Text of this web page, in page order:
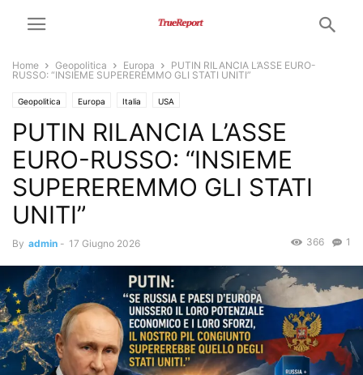
Home Geopolitica Europa
PUTIN RILANCIA L’ASSE EURO-
RUSSO: “INSIEME SUPEREREMMO GLI STATI UNITI”
Geopolitica Europa Italia USA
PUTIN RILANCIA L’ASSE
EURO-RUSSO: “INSIEME
SUPEREREMMO GLI STATI
UNITI”
By admin - 17 Giugno 2026 1
366